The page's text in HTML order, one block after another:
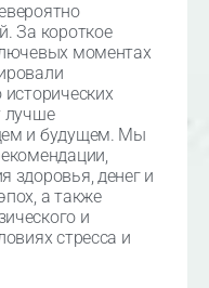
За короткое
моментах
лучше
и будущем. Мы
здоровья, денег и
а также
и
стресса и